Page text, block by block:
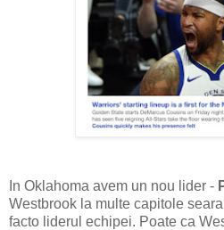
In Oklahoma avem un nou lider -
Westbrook la multe capitole
facto liderul echipei. Poate ca